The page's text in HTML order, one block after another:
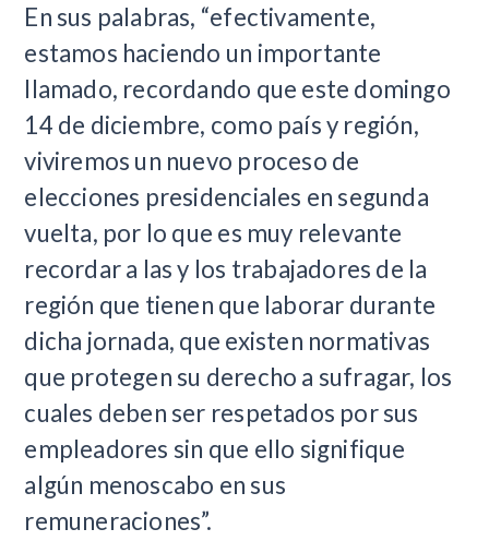
En sus palabras, “efectivamente,
estamos haciendo un importante
llamado, recordando que este domingo
14 de diciembre, como país y región,
viviremos un nuevo proceso de
elecciones presidenciales en segunda
vuelta, por lo que es muy relevante
recordar a las y los trabajadores de la
región que tienen que laborar durante
dicha jornada, que existen normativas
que protegen su derecho a sufragar, los
cuales deben ser respetados por sus
empleadores sin que ello signifique
algún menoscabo en sus
remuneraciones”.